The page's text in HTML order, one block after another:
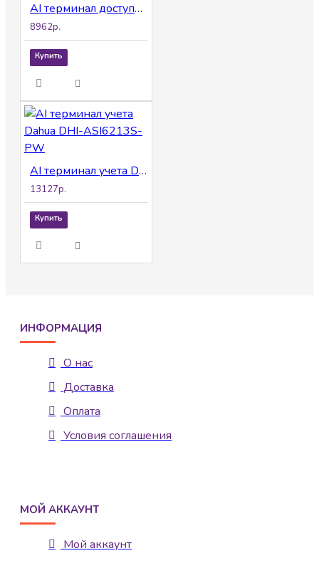
AI терминал доступа Dahua DHI-ASI3223A
8962р.
Купить
AI терминал учета Dahua DHI-ASI6213S-PW
13127р.
Купить
ИНФОРМАЦИЯ
О нас
Доставка
Оплата
Условия соглашения
МОЙ АККАУНТ
Мой аккаунт